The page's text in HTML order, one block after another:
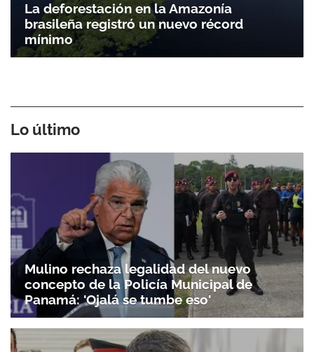
La deforestación en la Amazonía
brasileña registró un nuevo récord
mínimo
Lo último
Mulino rechaza legalidad del nuevo
concepto de la Policía Municipal de
Panamá: 'Ojalá se tumbe eso'